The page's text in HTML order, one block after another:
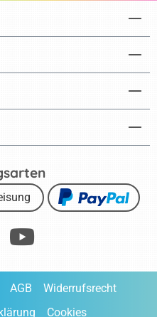
AGB
Widerrufsrecht
Cookies